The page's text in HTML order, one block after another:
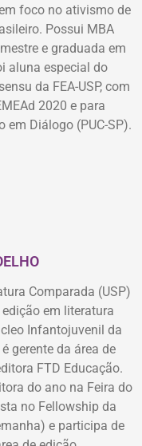
foco no ativismo de
Possui MBA
e graduada em
aluna especial do
da FEA-USP, com
2020 e para
Diálogo (PUC-SP).
Comparada (USP)
em literatura
Infantojuvenil da
gerente da área de
FTD Educação.
do ano na Feira do
no Fellowship da
e participa de